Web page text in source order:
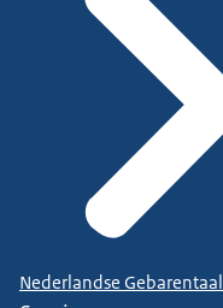
Nederlandse Gebarentaal